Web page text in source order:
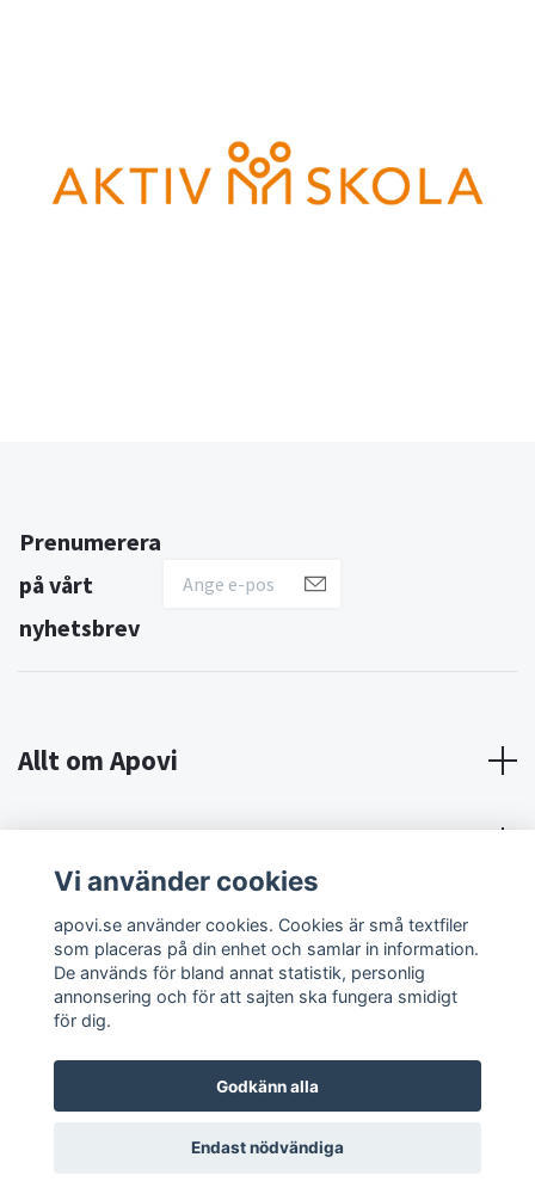
Prenumerera
på vårt
nyhetsbrev
Allt om Apovi
Om Apovi
Sociala medier
© 2026 Apovi
Vi använder cookies
apovi.se använder cookies. Cookies är små textfiler
som placeras på din enhet och samlar in information.
De används för bland annat statistik, personlig
annonsering och för att sajten ska fungera smidigt
för dig.
Godkänn alla
Endast nödvändiga